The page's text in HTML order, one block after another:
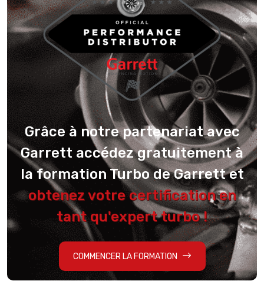
Grâce à notre partenariat avec
Garrett accédez gratuitement à
la formation Turbo de Garrett et
obtenez votre certification en
tant qu'expert turbo !
COMMENCER LA FORMATION